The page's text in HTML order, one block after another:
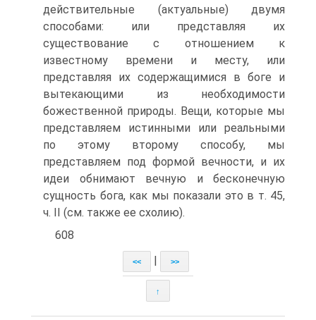
действительные (актуальные) двумя
способами: или представляя их
существование с отношением к
известному времени и месту, или
представляя их содержащимися в боге и
вытекающими из необходимости
божественной природы. Вещи, которые мы
представляем истинными или реальными
по этому второму способу, мы
представляем под формой вечности, и их
идеи обнимают вечную и бесконечную
сущность бога, как мы показали это в т. 45,
ч. II (см. также ее схолию).
608
<< >>
↑